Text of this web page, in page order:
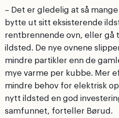
– Det er gledelig at så
bytte ut sitt eksisterende
rentbrennende ovn, eller gå
ildsted. De nye ovnene
mindre partikler enn de
mye varme per kubbe. Mer
mindre behov for elektrisk
nytt ildsted en god
samfunnet, forteller Børud.